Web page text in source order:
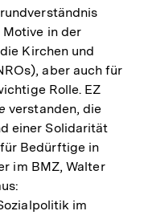
in der
Kirchen und
aber auch für
Rolle. EZ
verstanden, die
einer Solidarität
Bedürftige in
im BMZ, Walter
im